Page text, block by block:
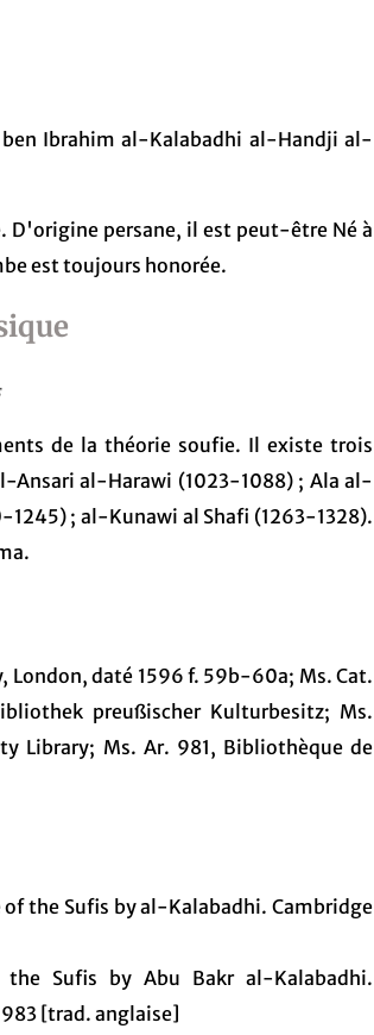
Ibrahim al-Kalabadhi al-Handji al-
D'origine persane, il est peut-être Né à
est toujours honorée.
de la théorie soufie. Il existe trois
Ansari al-Harawi (1023-1088) ; Ala al-
; al-Kunawi al Shafi (1263-1328).
London, daté 1596 f. 59b-60a; Ms. Cat.
preußischer Kulturbesitz; Ms.
Library; Ms. Ar. 981, Bibliothèque de
of the Sufis by al-Kalabadhi. Cambridge
by Abu Bakr al-Kalabadhi.
[trad. anglaise]